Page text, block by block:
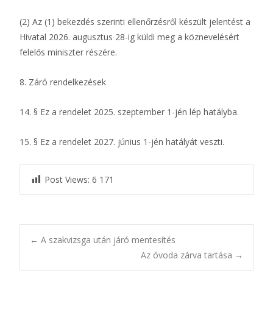
(2) Az (1) bekezdés szerinti ellenőrzésről készült jelentést a
Hivatal 2026. augusztus 28-ig küldi meg a köznevelésért
felelős miniszter részére.
8. Záró rendelkezések
14. § Ez a rendelet 2025. szeptember 1-jén lép hatályba.
15. § Ez a rendelet 2027. június 1-jén hatályát veszti.
Post Views: 6 171
← A szakvizsga után járó mentesítés
Az óvoda zárva tartása →